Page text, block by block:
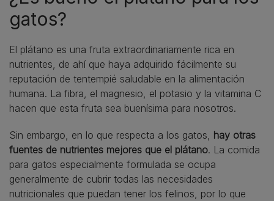
gatos?
El plátano es una fruta extraordinariamente rica en
nutrientes, de ahí que haya adquirido fácilmente su
reputación de tentempié saludable en la alimentación
humana. La fibra, el magnesio, el potasio y la vitamina C
hacen que esta fruta sea buenísima para nosotros.
Sin embargo, en lo que respecta a los gatos, hay otras
fuentes de nutrientes mejores que el plátano. La comida
para gatos especialmente formulada se ocupa
generalmente de cubrir todas las necesidades
nutricionales que puedan tener los felinos, por lo que